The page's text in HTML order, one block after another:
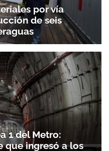
por vía
de seis
1 del Metro:
que ingresó a los